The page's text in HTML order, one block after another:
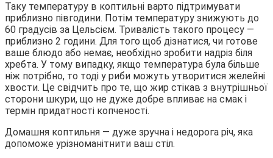
Таку температуру в коптильні варто підтримувати
приблизно півгодини. Потім температуру знижують до
60 градусів за Цельсієм. Тривалість такого процесу —
приблизно 2 години. Для того щоб дізнатися, чи готове
ваше блюдо або немає, необхідно зробити надріз біля
хребта. У тому випадку, якщо температура була більше
ніж потрібно, то тоді у риби можуть утворитися желейні
хвости. Це свідчить про те, що жир стікав з внутрішньої
сторони шкури, що не дуже добре впливає на смак і
термін придатності копченості.
Домашня коптильня — дуже зручна і недорога річ, яка
допоможе урізноманітнити ваш стіл.